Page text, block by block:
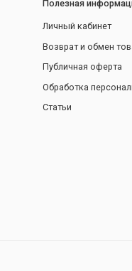
Полезная
Личный кабинет
Возврат и обмен
Публичная оферта
Обработка
Статьи